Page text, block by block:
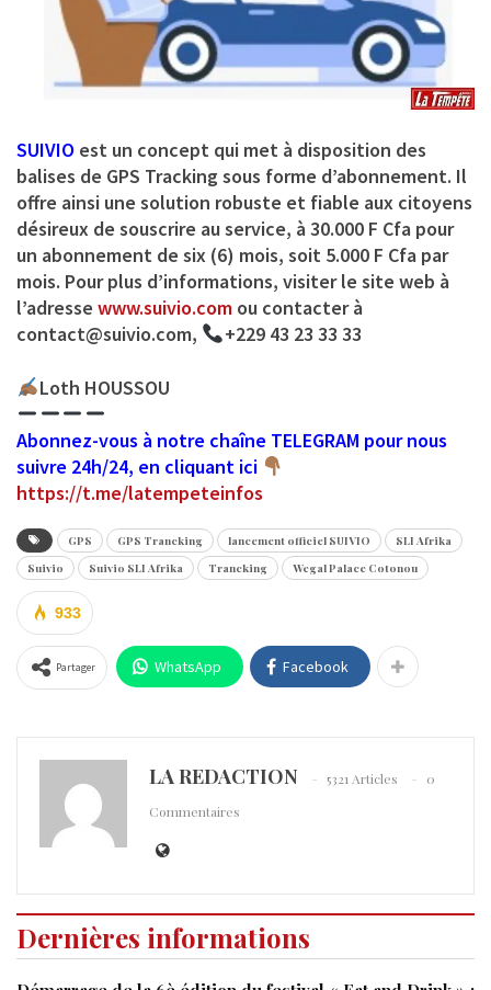
SUIVIO est un concept qui met à disposition des
balises de GPS Tracking sous forme d’abonnement. Il
offre ainsi une solution robuste et fiable aux citoyens
désireux de souscrire au service, à 30.000 F Cfa pour
un abonnement de six (6) mois, soit 5.000 F Cfa par
mois. Pour plus d’informations, visiter le site web à
l’adresse www.suivio.com ou contacter à
contact@suivio.com,
+229 43 23 33 33
Loth HOUSSOU
Abonnez-vous à notre chaîne TELEGRAM pour nous
suivre 24h/24, en cliquant ici
https://t.me/latempeteinfos
GPS GPS Trancking lancement officiel SUIVIO
SLI Afrika
Suivio
Suivio SLI Afrika Trancking Wegal Palace Cotonou
933
Partager WhatsApp Facebook
LA REDACTION 5321 Articles
0
Commentaires
Dernières informations